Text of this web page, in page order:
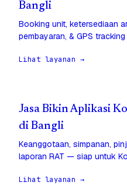
Bangli
Booking unit, ketersediaan
pembayaran, & GPS
Lihat layanan →
Jasa Bikin Aplikasi
di Bangli
Keanggotaan, simpanan,
laporan RAT — siap untuk
Lihat layanan →